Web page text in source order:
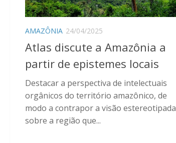
AMAZÔNIA 24/04/2025
Atlas discute a Amazônia a
partir de epistemes locais
Destacar a perspectiva de intelectuais
orgânicos do território amazônico, de
modo a contrapor a visão estereotipada
sobre a região que...